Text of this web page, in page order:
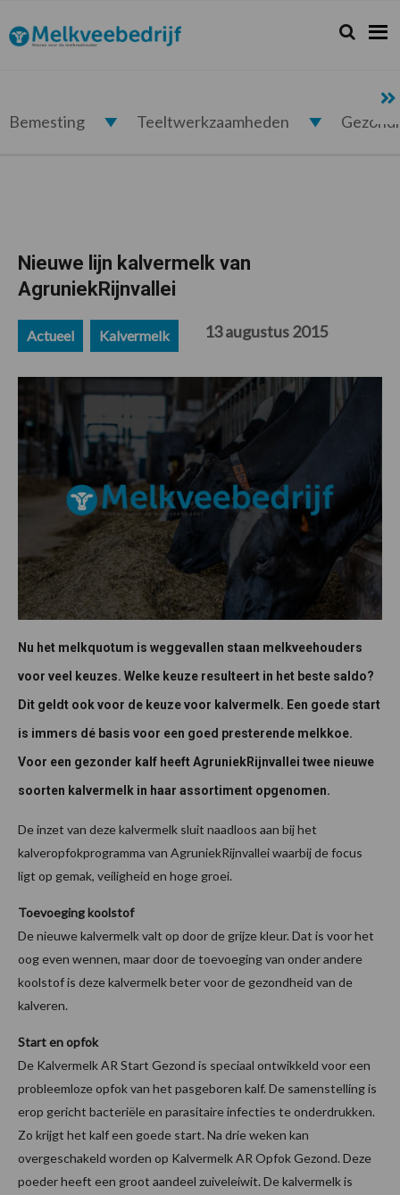
de
hoofdnavigatie
de
hoofd
de
eerste
de
voettekst
Melkveebedrijf.nl Zoeken...
Zoek
Bemesting Teeltwerkzaamheden
Nieuwe lijn kalvermelk van
AgruniekRijnvallei
Actueel Kalvermelk 13 augustus 2015
Nu het melkquotum is weggevallen staan melkveehouders
voor veel keuzes. Welke keuze resulteert in het beste saldo?
Dit geldt ook voor de keuze voor kalvermelk. Een goede start
is immers dé basis voor een goed presterende melkkoe.
Voor een gezonder kalf heeft AgruniekRijnvallei twee nieuwe
soorten kalvermelk in haar assortiment opgenomen.
De inzet van deze kalvermelk sluit naadloos aan bij het
kalveropfokprogramma van AgruniekRijnvallei waarbij de focus
ligt op gemak, veiligheid en hoge groei.
Toevoeging koolstof
De nieuwe kalvermelk valt op door de grijze kleur. Dat is voor het
oog even wennen, maar door de toevoeging van onder andere
koolstof is deze kalvermelk beter voor de gezondheid van de
kalveren.
Start en opfok
De Kalvermelk AR Start Gezond is speciaal ontwikkeld voor een
probleemloze opfok van het pasgeboren kalf. De samenstelling is
erop gericht bacteriële en parasitaire infecties te onderdrukken.
Zo krijgt het kalf een goede start. Na drie weken kan
overgeschakeld worden op Kalvermelk AR Opfok Gezond. Deze
poeder heeft een groot aandeel zuiveleiwit. De kalvermelk is